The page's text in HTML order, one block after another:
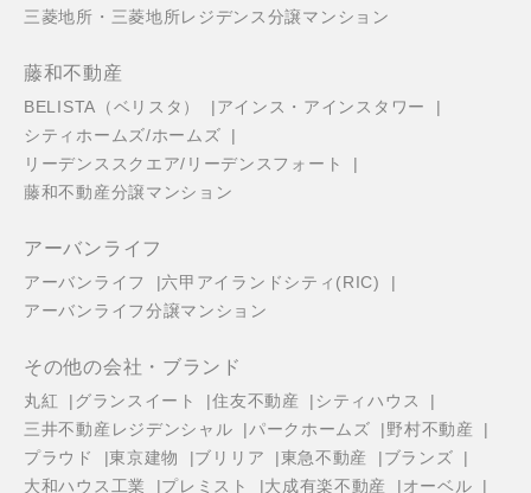
三菱地所・三菱地所レジデンス分譲マンション
藤和不動産
BELISTA（ベリスタ）
アインス・アインスタワー
シティホームズ/ホームズ
リーデンススクエア/リーデンスフォート
藤和不動産分譲マンション
アーバンライフ
アーバンライフ
六甲アイランドシティ(RIC)
アーバンライフ分譲マンション
その他の会社・ブランド
丸紅 グランスイート 住友不動産
シティハウス
三井不動産レジデンシャル
パークホームズ
野村不動産
プラウド
東京建物 ブリリア 東急不動産
ブランズ
大和ハウス工業
プレミスト 大成有楽不動産
オーベル